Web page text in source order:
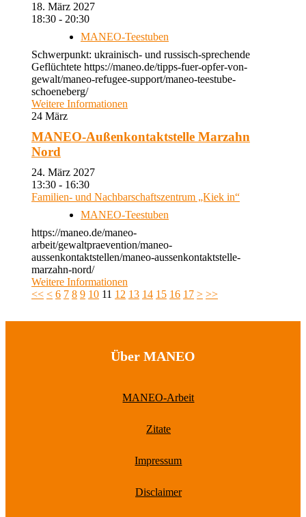
18. März 2027
18:30 - 20:30
MANEO-Teestuben
Schwerpunkt: ukrainisch- und russisch-sprechende
Geflüchtete https://maneo.de/tipps-fuer-opfer-von-
gewalt/maneo-refugee-support/maneo-teestube-
schoeneberg/
Weitere Informationen
24 März
MANEO-Außenkontaktstelle Marzahn
Nord
24. März 2027
13:30 - 16:30
Familien- und Nachbarschaftszentrum „Kiek in“
MANEO-Teestuben
https://maneo.de/maneo-
arbeit/gewaltpraevention/maneo-
aussenkontaktstellen/maneo-aussenkontaktstelle-
marzahn-nord/
Weitere Informationen
<< < 6 7 8 9 10 11 12 13 14 15 16 17 > >>
Über MANEO
MANEO-Arbeit
Zitate
Impressum
Disclaimer